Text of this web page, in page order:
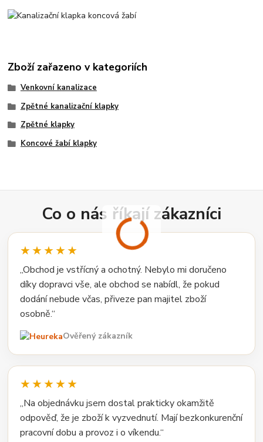
Zboží zařazeno v kategoriích
Venkovní kanalizace
Zpětné kanalizační klapky
Zpětné klapky
Koncové žabí klapky
Co o nás říkají zákazníci
★★★★★
„Obchod je vstřícný a ochotný. Nebylo mi doručeno
díky dopravci vše, ale obchod se nabídl, že pokud
dodání nebude včas, přiveze pan majitel zboží
osobně.“
Ověřený zákazník
★★★★★
„Na objednávku jsem dostal prakticky okamžitě
odpověď, že je zboží k vyzvednutí. Mají bezkonkurenční
pracovní dobu a provoz i o víkendu.“